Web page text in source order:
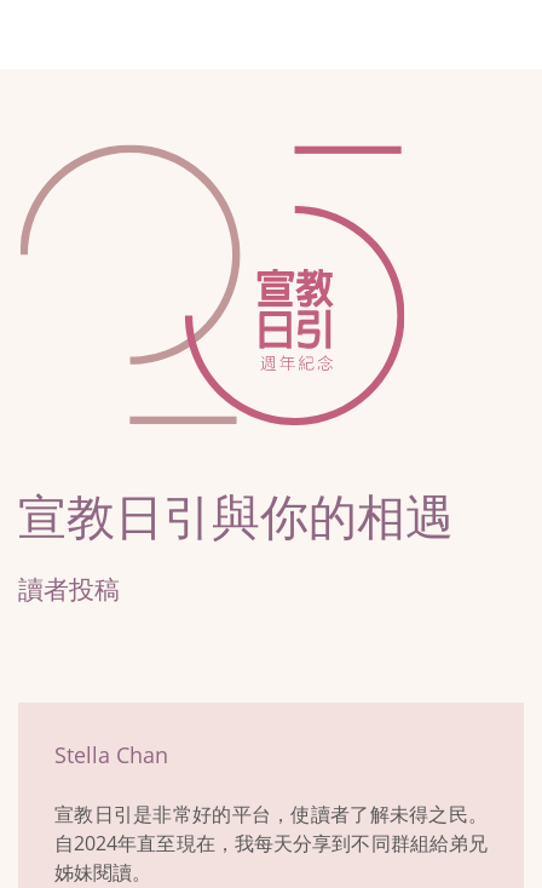
宣教日引與你的相遇
讀者投稿
Stella Chan
宣教日引是非常好的平台，使讀者了解未得之民。
自2024年直至現在，我每天分享到不同群組給弟兄
姊妹閱讀。